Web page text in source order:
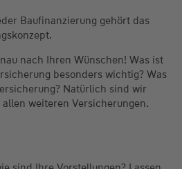
Baufinanzierung gehört das
nach Ihren Wünschen! Was ist
besonders wichtig? Was
Natürlich sind wir
weiteren Versicherungen.